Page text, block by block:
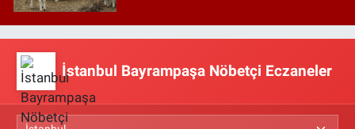
İstanbul Bayrampaşa Nöbetçi Eczaneler